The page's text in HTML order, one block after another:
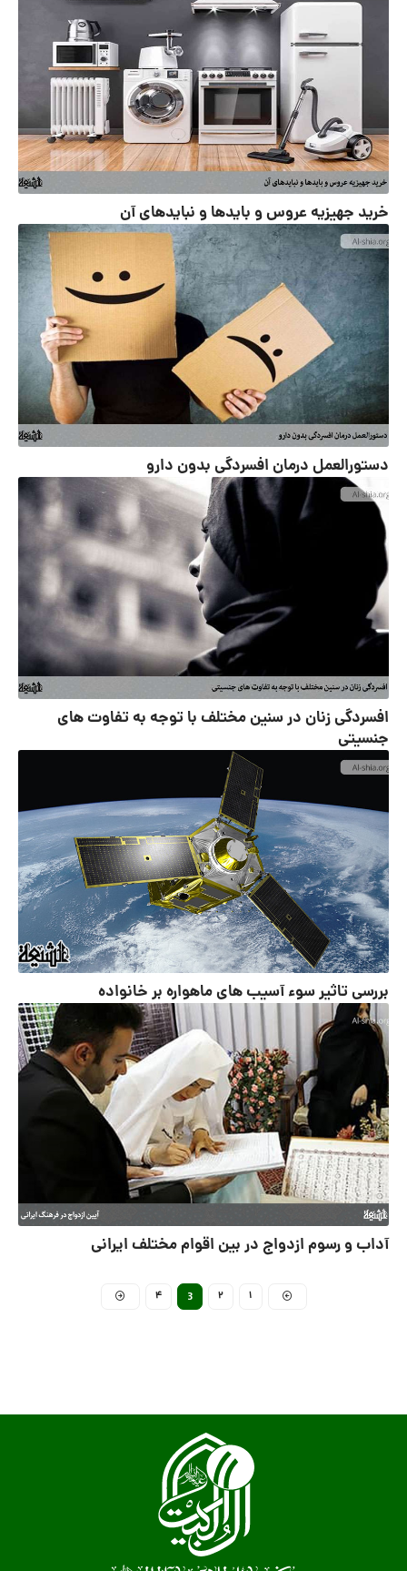
خرید جهیزیه عروس و بایدها و نبایدهای آن
دستورالعمل درمان افسردگی بدون دارو
افسردگی زنان در سنین مختلف با توجه به تفاوت های
جنسیتی
بررسی تاثیر سوء آسیب های ماهواره بر خانواده
آداب و رسوم ازدواج در بین اقوام مختلف ایرانی
1
2
3
4